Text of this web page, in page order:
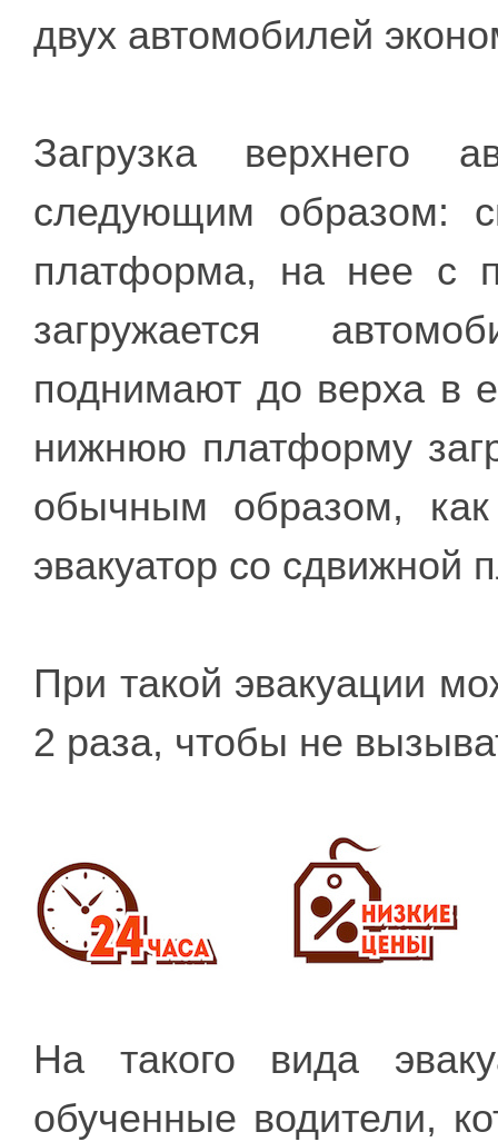
двух автомобилей
Загрузка верхнего
следующим образом:
платформа, на нее с
загружается
поднимают до верха в
нижнюю платформу
обычным образом,
эвакуатор со сдвижной
При такой эвакуации
2 раза, чтобы не
На такого вида
обученные водители,